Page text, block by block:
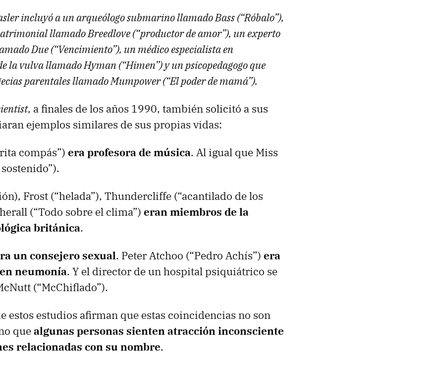
incluyó a un arqueólogo submarino llamado Bass (“Róbalo”),
llamado Breedlove (“productor de amor”), un experto
Due (“Vencimiento”), un médico especialista en
la vulva llamado Hyman (“Himen”) y un psicopedagogo que
parentales llamado Mumpower (“El poder de mamá”).
, a finales de los años 1990, también solicitó a sus
ejemplos similares de sus propias vidas:
compás”) era profesora de música. Al igual que Miss
Frost (“helada”), Thundercliffe (“acantilado de los
(“Todo sobre el clima”) eran miembros de la
británica.
un consejero sexual. Peter Atchoo (“Pedro Achís”) era
neumonía. Y el director de un hospital psiquiátrico se
(“McChiflado”).
estos estudios afirman que estas coincidencias no son
quealgunas personas sienten atracción inconsciente
relacionadas con su nombre.